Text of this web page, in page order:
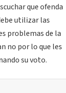
que ofenda
utilizar las
problemas de la
no por lo que les
su voto.